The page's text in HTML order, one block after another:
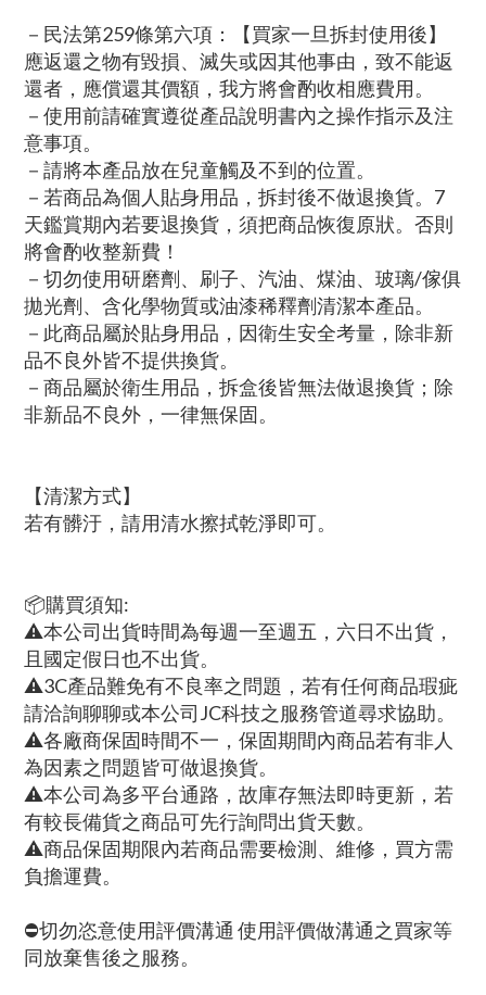
－民法第259條第六項：【買家一旦拆封使用後】
應返還之物有毀損、滅失或因其他事由，致不能返
還者，應償還其價額，我方將會酌收相應費用。
－使用前請確實遵從產品說明書內之操作指示及注
意事項。
－請將本產品放在兒童觸及不到的位置。
－若商品為個人貼身用品，拆封後不做退換貨。7
天鑑賞期內若要退換貨，須把商品恢復原狀。否則
將會酌收整新費！
－切勿使用研磨劑、刷子、汽油、煤油、玻璃/傢俱
拋光劑、含化學物質或油漆稀釋劑清潔本產品。
－此商品屬於貼身用品，因衛生安全考量，除非新
品不良外皆不提供換貨。
－商品屬於衛生用品，拆盒後皆無法做退換貨；除
非新品不良外，一律無保固。
【清潔方式】
若有髒汙，請用清水擦拭乾淨即可。
📦購買須知:
⚠本公司出貨時間為每週一至週五，六日不出貨，
且國定假日也不出貨。
⚠3C產品難免有不良率之問題，若有任何商品瑕疵
請洽詢聊聊或本公司JC科技之服務管道尋求協助。
⚠各廠商保固時間不一，保固期間內商品若有非人
為因素之問題皆可做退換貨。
⚠本公司為多平台通路，故庫存無法即時更新，若
有較長備貨之商品可先行詢問出貨天數。
⚠商品保固期限內若商品需要檢測、維修，買方需
負擔運費。
⛔切勿恣意使用評價溝通 使用評價做溝通之買家等
同放棄售後之服務。